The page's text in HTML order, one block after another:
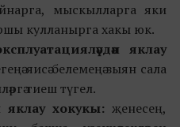
мыскылларга яки
кулланырга хакы юк.
яклау
яисә белемеңә зыян сала
тиеш түгел.
яклау хокукы: җенесең,